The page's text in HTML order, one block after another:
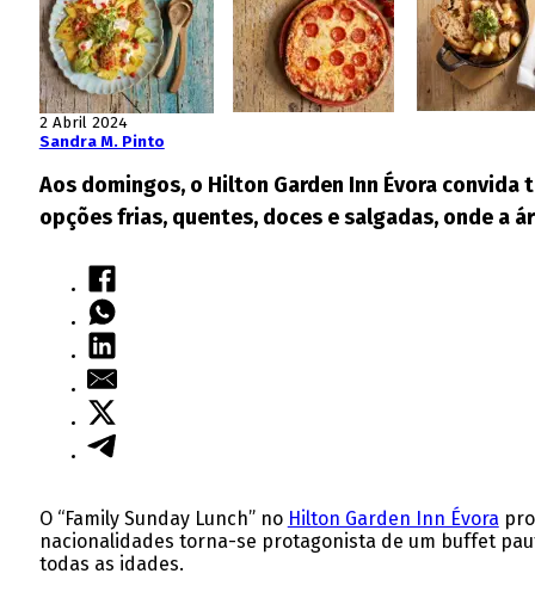
2 Abril 2024
Sandra M. Pinto
Aos domingos, o Hilton Garden Inn Évora
opções frias, quentes, doces e salgadas, onde a
O “Family Sunday Lunch” no Hilton Garden Inn Évora
nacionalidades torna-se protagonista de um buffet
todas as idades.